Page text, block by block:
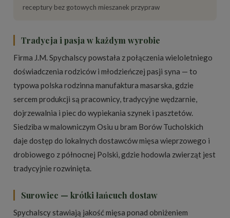
receptury bez gotowych mieszanek przypraw
Tradycja i pasja w każdym wyrobie
Firma J.M. Spychalscy powstała z połączenia wieloletniego
doświadczenia rodziców i młodzieńczej pasji syna — to
typowa polska rodzinna manufaktura masarska, gdzie
sercem produkcji są pracownicy, tradycyjne wędzarnie,
dojrzewalnia i piec do wypiekania szynek i pasztetów.
Siedziba w malowniczym Osiu u bram Borów Tucholskich
daje dostęp do lokalnych dostawców mięsa wieprzowego i
drobiowego z północnej Polski, gdzie hodowla zwierząt jest
tradycyjnie rozwinięta.
Surowiec — krótki łańcuch dostaw
Spychalscy stawiają jakość mięsa ponad obniżeniem